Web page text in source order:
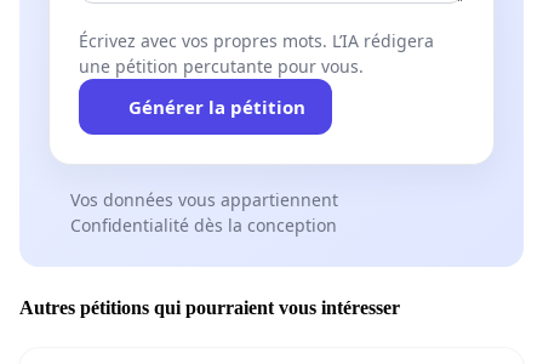
Écrivez avec vos propres mots. L’IA rédigera
une pétition percutante pour vous.
Générer la pétition
Vos données vous appartiennent
Confidentialité dès la conception
Autres pétitions qui pourraient vous intéresser